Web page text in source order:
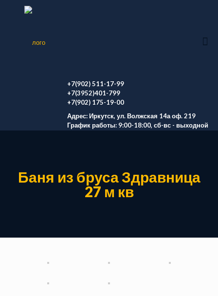
+7(902) 511-17-99
+7(3952)401-799
+7(902) 175-19-00
Адрес: Иркутск, ул. Волжская 14а оф. 219
График работы: 9:00-18:00, сб-вс - выходной
Баня из бруса Здравница
27 м кв